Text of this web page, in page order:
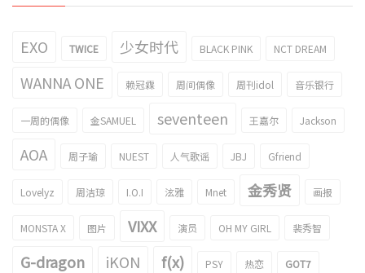
EXO TWICE 少女时代 BLACK PINK NCT DREAM
WANNA ONE 赖冠霖 周间偶像 周刊idol 音乐银行
一周的偶像 金SAMUEL seventeen 王嘉尔 Jackson
AOA 周子瑜 NUEST 人气歌谣 JBJ Gfriend
Lovelyz 周洁琼 I.O.I 泫雅 Mnet 金秀贤 画报
MONSTA X 图片 VIXX 演员 OH MY GIRL 裴秀智
G-dragon iKON f(x) PSY 热恋 GOT7